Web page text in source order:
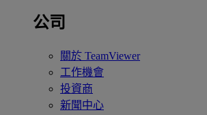
公司
關於 TeamViewer
工作機會
投資商
新聞中心